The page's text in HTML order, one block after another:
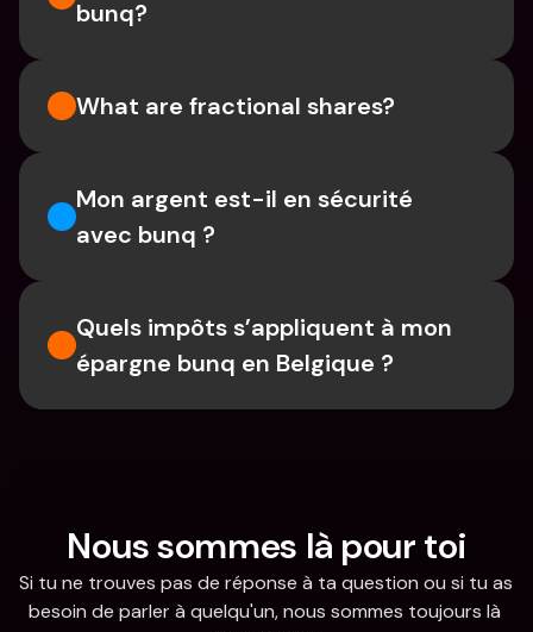
bunq?
What are fractional shares?
Mon argent est-il en sécurité
avec bunq ?
Quels impôts s’appliquent à mon
épargne bunq en Belgique ?
Nous sommes là pour toi
Si tu ne trouves pas de réponse à ta question ou si tu as
besoin de parler à quelqu'un, nous sommes toujours là